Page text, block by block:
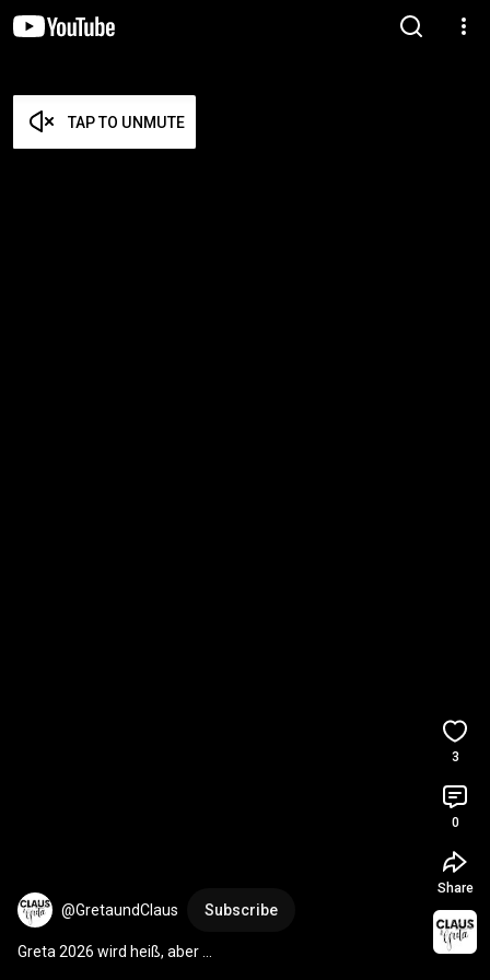
TAP TO UNMUTE
@GretaundClaus Subscribe
Greta 2026 wird heiß, aber ...
3
0
Share